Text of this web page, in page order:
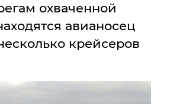
охваченной
авианосец
крейсеров